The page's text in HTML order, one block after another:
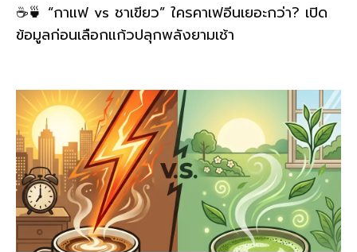
☕🍵 “กาแฟ vs ชาเขียว” ใครคาเฟอีนเยอะกว่า? เปิด
ข้อมูลก่อนเลือกแก้วปลุกพลังยามเช้า